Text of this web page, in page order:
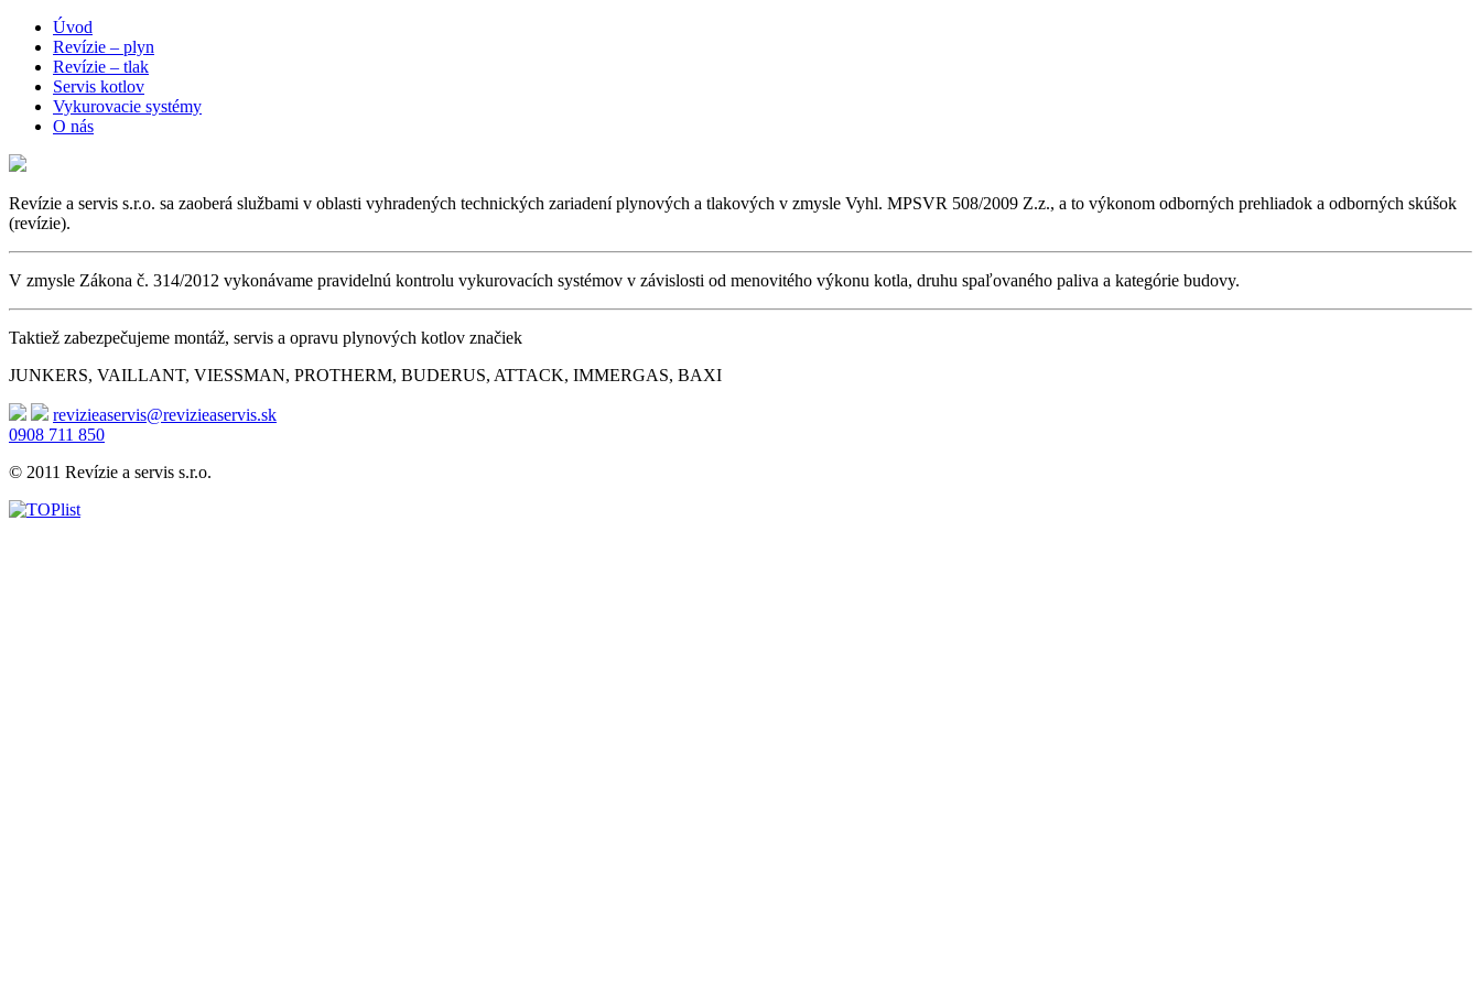
Úvod
Revízie – plyn
Revízie – tlak
Servis kotlov
Vykurovacie systémy
O nás
Revízie a servis s.r.o. sa zaoberá službami v oblasti vyhradených technických zariadení plynových a tlakových v zmysle Vyhl. MPSVR 508/2009 Z.z., a to výkonom odborných prehliadok a odborných skúšok
(revízie).
V zmysle Zákona č. 314/2012 vykonávame pravidelnú kontrolu vykurovacích systémov v závislosti od menovitého výkonu kotla, druhu spaľovaného paliva a kategórie budovy.
Taktiež zabezpečujeme montáž, servis a opravu plynových kotlov značiek
JUNKERS, VAILLANT, VIESSMAN, PROTHERM, BUDERUS, ATTACK, IMMERGAS, BAXI
revizieaservis@revizieaservis.sk
0908 711 850
© 2011 Revízie a servis s.r.o.